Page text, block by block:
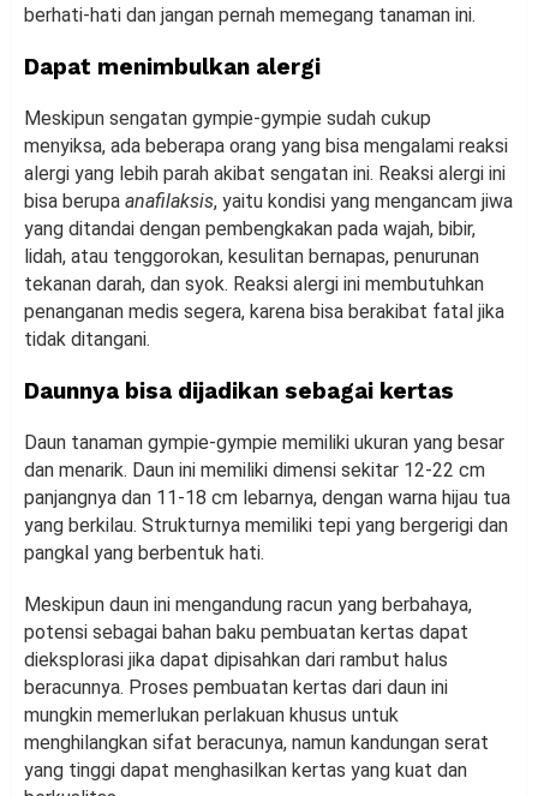
berhati-hati dan jangan pernah memegang tanaman ini.
Dapat menimbulkan alergi
Meskipun sengatan gympie-gympie sudah cukup
menyiksa, ada beberapa orang yang bisa mengalami reaksi
alergi yang lebih parah akibat sengatan ini. Reaksi alergi ini
bisa berupa anafilaksis, yaitu kondisi yang mengancam jiwa
yang ditandai dengan pembengkakan pada wajah, bibir,
lidah, atau tenggorokan, kesulitan bernapas, penurunan
tekanan darah, dan syok. Reaksi alergi ini membutuhkan
penanganan medis segera, karena bisa berakibat fatal jika
tidak ditangani.
Daunnya bisa dijadikan sebagai kertas
Daun tanaman gympie-gympie memiliki ukuran yang besar
dan menarik. Daun ini memiliki dimensi sekitar 12-22 cm
panjangnya dan 11-18 cm lebarnya, dengan warna hijau tua
yang berkilau. Strukturnya memiliki tepi yang bergerigi dan
pangkal yang berbentuk hati.
Meskipun daun ini mengandung racun yang berbahaya,
potensi sebagai bahan baku pembuatan kertas dapat
dieksplorasi jika dapat dipisahkan dari rambut halus
beracunnya. Proses pembuatan kertas dari daun ini
mungkin memerlukan perlakuan khusus untuk
menghilangkan sifat beracunya, namun kandungan serat
yang tinggi dapat menghasilkan kertas yang kuat dan